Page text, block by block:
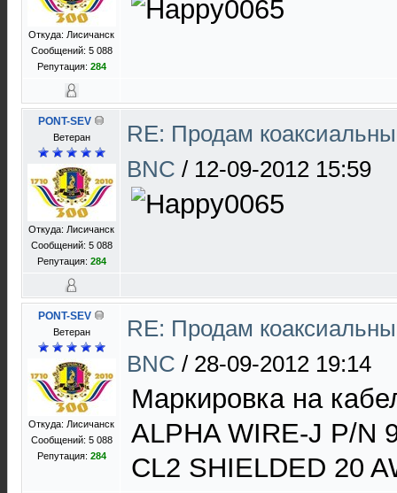
Откуда: Лисичанск
Сообщений: 5 088
Репутация: 284
PONT-SEV
Ветеран
Откуда: Лисичанск
Сообщений: 5 088
Репутация: 284
RE: Продам
BNC / 12-09-2012 15:59
PONT-SEV
Ветеран
Откуда: Лисичанск
Сообщений: 5 088
Репутация: 284
RE: Продам
BNC / 28-09-2012 19:14
Маркировка на
ALPHA WIRE-J P/N
CL2 SHIELDED 20